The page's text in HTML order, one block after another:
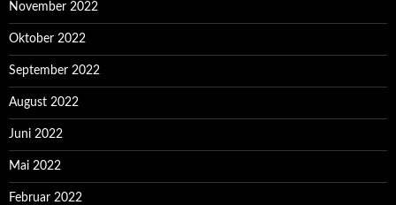
November 2022
Oktober 2022
September 2022
August 2022
Juni 2022
Mai 2022
Februar 2022